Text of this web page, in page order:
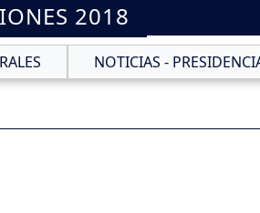
2018
NOTICIAS -